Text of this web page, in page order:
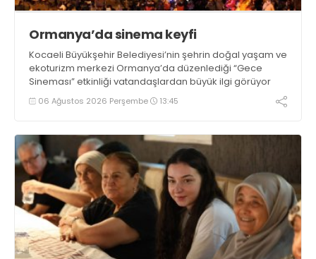
Ormanya’da sinema keyfi
Kocaeli Büyükşehir Belediyesi’nin şehrin doğal yaşam ve
ekoturizm merkezi Ormanya’da düzenlediği “Gece
Sineması” etkinliği vatandaşlardan büyük ilgi görüyor
06 Ağustos 2026 Perşembe 13:45